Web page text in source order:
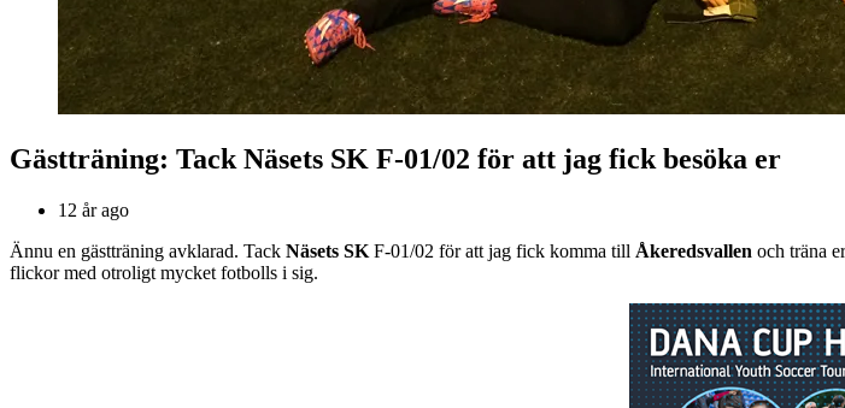
Gästträning: Tack Näsets SK F-01/02 för att jag fick besöka er
12 år ago
Ännu en gästträning avklarad. Tack Näsets SK F-01/02 för att jag fick komma till Åkeredsvallen och träna
flickor med otroligt mycket fotbolls i sig.